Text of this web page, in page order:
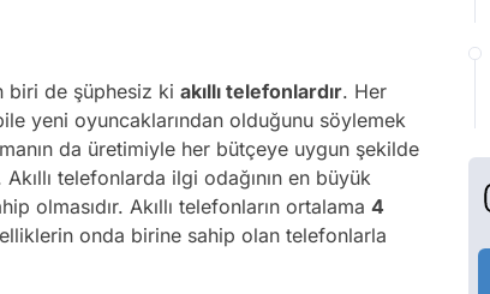
biri de şüphesiz ki akıllı telefonlardır. Her
yeni oyuncaklarından olduğunu söylemek
da üretimiyle her bütçeye uygun şekilde
telefonlarda ilgi odağının en büyük
olmasıdır. Akıllı telefonların ortalama 4
onda birine sahip olan telefonlarla